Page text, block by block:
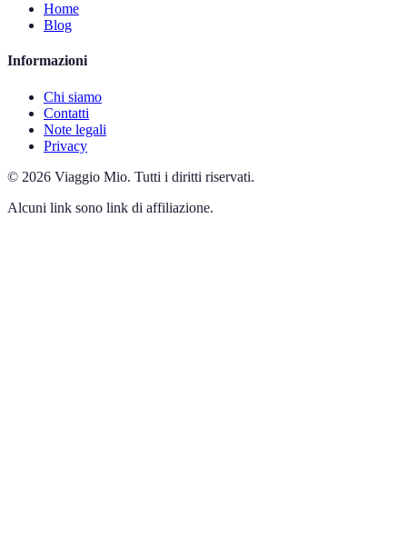
Home
Blog
Informazioni
Chi siamo
Contatti
Note legali
Privacy
© 2026 Viaggio Mio. Tutti i diritti riservati.
Alcuni link sono link di affiliazione.